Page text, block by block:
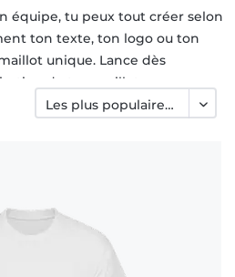
équipe, tu peux tout créer selon
ton texte, ton logo ou ton
unique. Lance dès
de ton maillot avec